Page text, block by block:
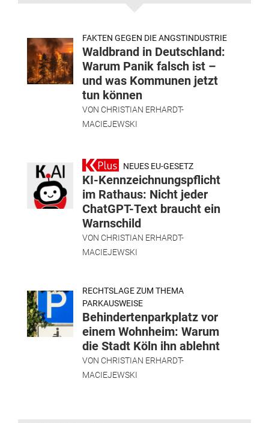
FAKTEN GEGEN DIE ANGSTINDUSTRIE
Waldbrand in Deutschland:
Warum Panik falsch ist –
und was Kommunen jetzt
tun können
VON CHRISTIAN ERHARDT-
MACIEJEWSKI
NEUES EU-GESETZ
KI-Kennzeichnungspflicht
im Rathaus: Nicht jeder
ChatGPT-Text braucht ein
Warnschild
VON CHRISTIAN ERHARDT-
MACIEJEWSKI
RECHTSLAGE ZUM THEMA
PARKAUSWEISE
Behindertenparkplatz vor
einem Wohnheim: Warum
die Stadt Köln ihn ablehnt
VON CHRISTIAN ERHARDT-
MACIEJEWSKI